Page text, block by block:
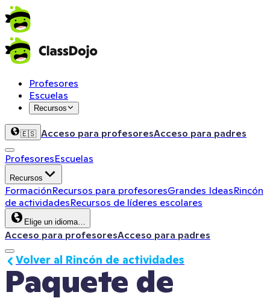
Profesores
Escuelas
Recursos
🇪🇸 Acceso para profesoresAcceso para padres
ProfesoresEscuelas
Recursos
FormaciónRecursos para profesoresGrandes IdeasRincón
de actividadesRecursos de líderes escolares
Elige un idioma…
Acceso para profesoresAcceso para padres
Paquete de
Volver al Rincón de actividades